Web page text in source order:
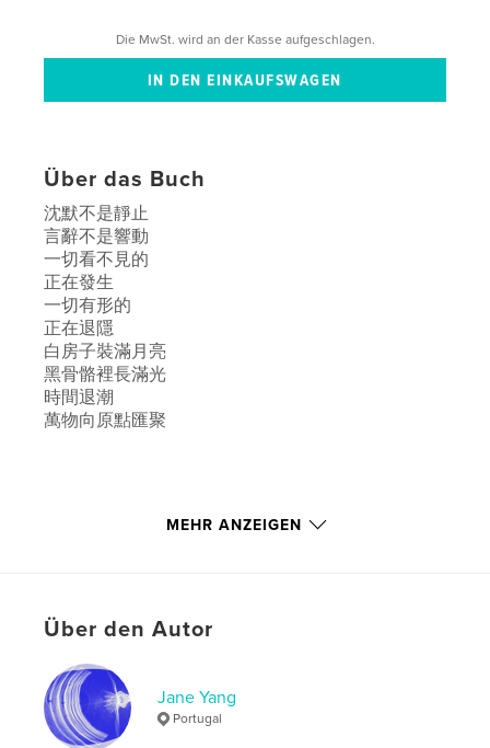
Die MwSt. wird an der Kasse aufgeschlagen.
Über das Buch
沈默不是靜止
言辭不是響動
一切看不見的
正在發生
一切有形的
正在退隱
白房子裝滿月亮
黑骨骼裡長滿光
時間退潮
萬物向原點匯聚
https://drifterjane.wixsite.com/drifterjane
Hauptkategorie: Poesie
Projektoption:
Seitenanzahl:
ISBN
Bedrucktes Hardcover: 9798295045363
MEHR ANZEIGEN
Über den Autor
Jane Yang
Portugal